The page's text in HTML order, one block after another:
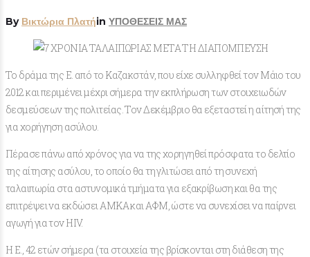
By Βικτώρια Πλατήin ΥΠΟΘΕΣΕΙΣ ΜΑΣ
Το δράμα της Ε. από το Καζακστάν, που είχε συλληφθεί τον Μάιο του
2012 και περιμένει μέχρι σήμερα την εκπλήρωση των στοιχειωδών
δεσμεύσεων της πολιτείας. Τον Δεκέμβριο θα εξεταστεί η αίτησή της
για χορήγηση ασύλου.
Πέρασε πάνω από χρόνος για να της χορηγηθεί πρόσφατα το δελτίο
της αίτησης ασύλου, το οποίο θα τη γλιτώσει από τη συνεχή
ταλαιπωρία στα αστυνομικά τμήματα για εξακρίβωση και θα της
επιτρέψει να εκδώσει ΑΜΚΑ και ΑΦΜ, ώστε να συνεχίσει να παίρνει
αγωγή για τον HIV.
Η Ε., 42 ετών σήμερα (τα στοιχεία της βρίσκονται στη διάθεση της